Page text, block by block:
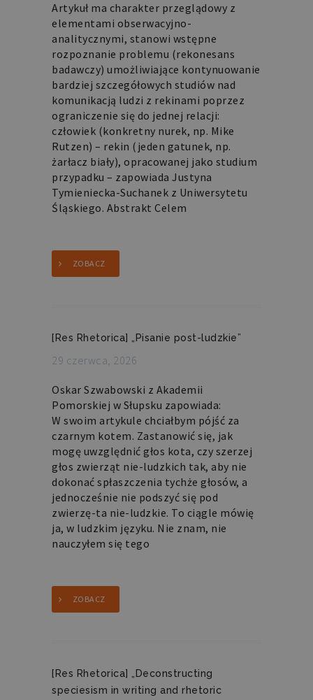
Artykuł ma charakter przeglądowy z
elementami obserwacyjno-
analitycznymi, stanowi wstępne
rozpoznanie problemu (rekonesans
badawczy) umożliwiające kontynuowanie
bardziej szczegółowych studiów nad
komunikacją ludzi z rekinami poprzez
ograniczenie się do jednej relacji:
człowiek (konkretny nurek, np. Mike
Rutzen) – rekin (jeden gatunek, np.
żarłacz biały), opracowanej jako studium
przypadku – zapowiada Justyna
Tymieniecka-Suchanek z Uniwersytetu
Śląskiego. Abstrakt Celem
ZOBACZ
[Res Rhetorica] „Pisanie post-ludzkie”
29 czerwca, 2026
Oskar Szwabowski z Akademii
Pomorskiej w Słupsku zapowiada:
W swoim artykule chciałbym pójść za
czarnym kotem. Zastanowić się, jak
mogę uwzględnić głos kota, czy szerzej
głos zwierząt nie-ludzkich tak, aby nie
dokonać spłaszczenia tychże głosów, a
jednocześnie nie podszyć się pod
zwierzę-ta nie-ludzkie. To ciągle mówię
ja, w ludzkim języku. Nie znam, nie
nauczyłem się tego
ZOBACZ
[Res Rhetorica] „Deconstructing
speciesism in writing and rhetoric